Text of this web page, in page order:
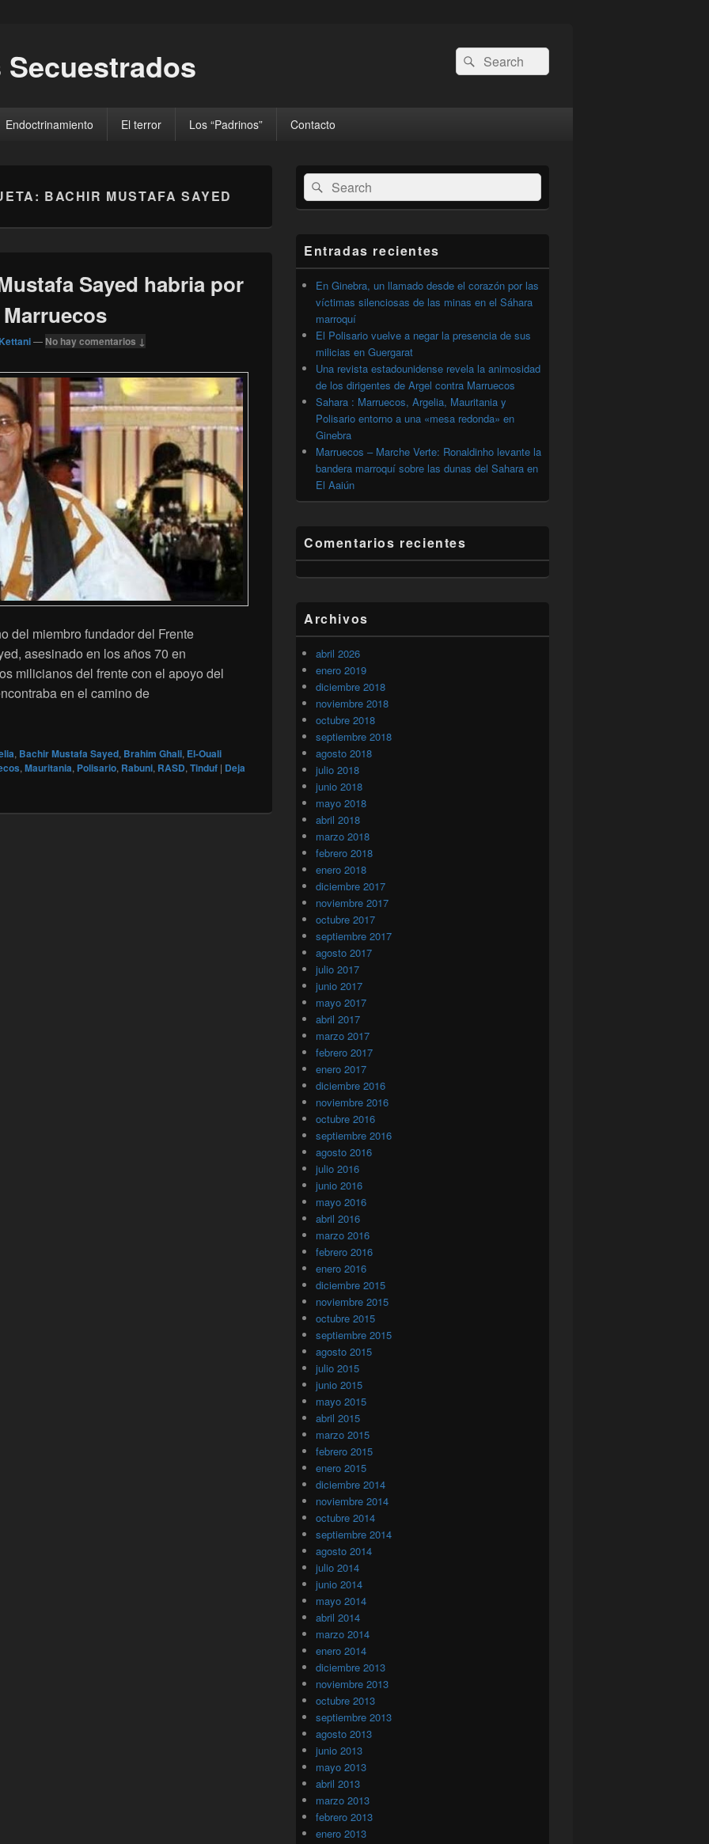
Buscar
por:
Buscar
Endoctrinamiento El terror Los “Padrinos” Contacto
BACHIR MUSTAFA SAYED
Sayed habria por
— No hay comentarios ↓
del miembro fundador del Frente
asesinado en los años 70 en
milicianos del frente con el apoyo del
en el camino de
Mustafa Sayed habria por poco regresado a Marruecos
, Bachir Mustafa Sayed, Brahim Ghali, El-Ouali
, Mauritania, Polisario, Rabuni, RASD, Tinduf | Deja
El
área
de
widget
lateral
primaria
Buscar
por:
Buscar
Entradas recientes
En Ginebra, un llamado desde el corazón por las
víctimas silenciosas de las minas en el Sáhara
marroquí
El Polisario vuelve a negar la presencia de sus
milicias en Guergarat
Una revista estadounidense revela la animosidad
de los dirigentes de Argel contra Marruecos
Sahara : Marruecos, Argelia, Mauritania y
Polisario entorno a una «mesa redonda» en
Ginebra
Marruecos – Marche Verte: Ronaldinho levante la
bandera marroquí sobre las dunas del Sahara en
El Aaiún
Comentarios recientes
Archivos
abril 2026
enero 2019
diciembre 2018
noviembre 2018
octubre 2018
septiembre 2018
agosto 2018
julio 2018
junio 2018
mayo 2018
abril 2018
marzo 2018
febrero 2018
enero 2018
diciembre 2017
noviembre 2017
octubre 2017
septiembre 2017
agosto 2017
julio 2017
junio 2017
mayo 2017
abril 2017
marzo 2017
febrero 2017
enero 2017
diciembre 2016
noviembre 2016
octubre 2016
septiembre 2016
agosto 2016
julio 2016
junio 2016
mayo 2016
abril 2016
marzo 2016
febrero 2016
enero 2016
diciembre 2015
noviembre 2015
octubre 2015
septiembre 2015
agosto 2015
julio 2015
junio 2015
mayo 2015
abril 2015
marzo 2015
febrero 2015
enero 2015
diciembre 2014
noviembre 2014
octubre 2014
septiembre 2014
agosto 2014
julio 2014
junio 2014
mayo 2014
abril 2014
marzo 2014
enero 2014
diciembre 2013
noviembre 2013
octubre 2013
septiembre 2013
agosto 2013
junio 2013
mayo 2013
abril 2013
marzo 2013
febrero 2013
enero 2013